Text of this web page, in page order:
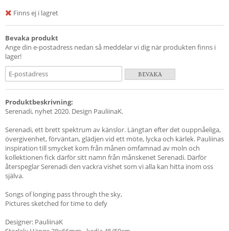
Finns ej i lagret
Bevaka produkt
Ange din e-postadress nedan så meddelar vi dig när produkten finns i
lager!
BEVAKA
Produktbeskrivning:
Serenadi, nyhet 2020. Design PauliinaK.
Serenadi, ett brett spektrum av känslor. Längtan efter det ouppnåeliga,
övergivenhet, förväntan, glädjen vid ett möte, lycka och kärlek. Pauliinas
inspiration till smycket kom från månen omfamnad av moln och
kollektionen fick därför sitt namn från månskenet Serenadi. Därför
återspeglar Serenadi den vackra vishet som vi alla kan hitta inom oss
själva.
Songs of longing pass through the sky,
Pictures sketched for time to defy
Designer: PauliinaK